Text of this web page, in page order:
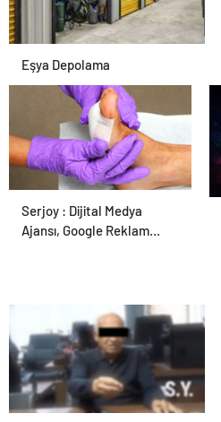
Eşya Depolama
Ortopodoloji İle Diyabetik
Ayak Yarası Tedavisi
Serjoy : Dijital Medya
Ajansı, Google Reklam